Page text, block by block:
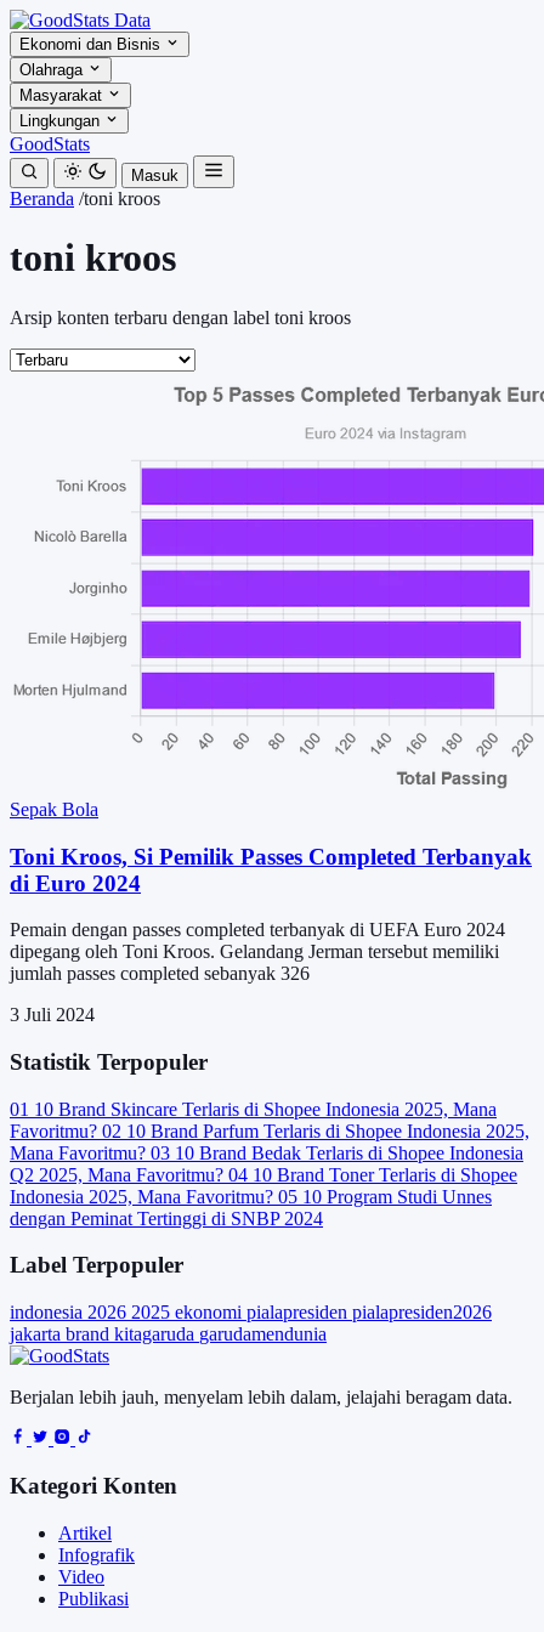
Ekonomi dan Bisnis
Olahraga
Masyarakat
Lingkungan
GoodStats
Masuk
Beranda /toni kroos
toni kroos
Arsip konten terbaru dengan label toni kroos
Sepak Bola
Toni Kroos, Si Pemilik Passes Completed Terbanyak
di Euro 2024
Pemain dengan passes completed terbanyak di UEFA Euro 2024
dipegang oleh Toni Kroos. Gelandang Jerman tersebut memiliki
jumlah passes completed sebanyak 326
3 Juli 2024
Statistik Terpopuler
01 10 Brand Skincare Terlaris di Shopee Indonesia 2025, Mana
Favoritmu? 02 10 Brand Parfum Terlaris di Shopee Indonesia 2025,
Mana Favoritmu? 03 10 Brand Bedak Terlaris di Shopee Indonesia
Q2 2025, Mana Favoritmu? 04 10 Brand Toner Terlaris di Shopee
Indonesia 2025, Mana Favoritmu? 05 10 Program Studi Unnes
dengan Peminat Tertinggi di SNBP 2024
Label Terpopuler
indonesia 2026 2025 ekonomi pialapresiden pialapresiden2026
jakarta brand kitagaruda garudamendunia
Berjalan lebih jauh, menyelam lebih dalam, jelajahi beragam data.
Kategori Konten
Artikel
Infografik
Video
Publikasi